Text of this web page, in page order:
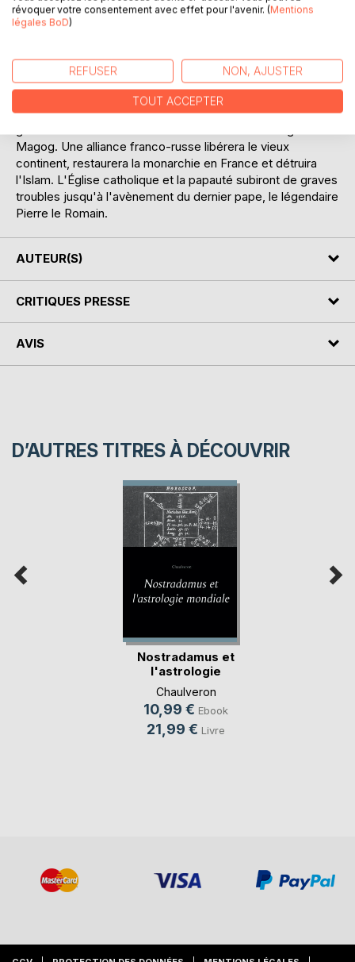
Nostradamus est le Français le plus connu dans le monde.
Souvent admiré, parfois déconsidéré par ses détracteurs,
semblerait prévoir un conflit apocalyptique entre l'Occident
chrétien et le monde musulman provoqué par les
manipulations secrètes d'une secte, le sabbataïsme.
L'Europe affaibli par des troubles révolutionnaires puis une
Magog. Une alliance franco-russe libérera le vieux
continent, restaurera la monarchie en France et détruira
l'Islam. L'Église catholique et la papauté subiront de graves
troubles jusqu'à l'avènement du dernier pape, le légendaire
Pierre le Romain.
AUTEUR(S)
CRITIQUES PRESSE
AVIS
D’AUTRES TITRES À DÉCOUVRIR
Nostradamus et
l'astrologie
mondiale
Chaulveron
10,99 € Ebook
21,99 € Livre
révoquer votre consentement avec effet pour l'avenir. (Mentions
légales BoD)
REFUSER NON, AJUSTER
TOUT ACCEPTER